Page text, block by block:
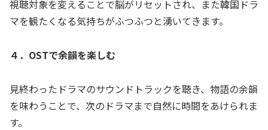
視聴対象を変えることで脳がリセットされ、また韓国ドラ
マを観たくなる気持ちがふつふつと湧いてきます。
４．OSTで余韻を楽しむ
見終わったドラマのサウンドトラックを聴き、物語の余韻
を味わうことで、次のドラマまで自然に時間をあけられま
す。